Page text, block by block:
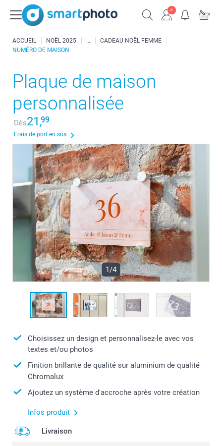
ACCUEIL NOËL 2025
CADEAU NOËL FEMME
NUMÉRO DE MAISON
Plaque de maison
personnalisée
Dès21,99
Frais de port en sus
1/4
Choisissez un design et personnalisez-le avec vos
textes et/ou photos
Finition brillante de qualité sur aluminium de qualité
Chromalux
Ajoutez un système d'accroche après votre création
Infos produit
Livraison